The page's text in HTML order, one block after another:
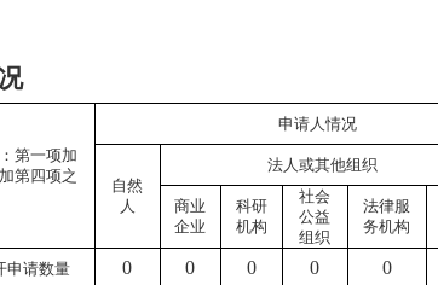
第一项加
第四项之
申请人情况
自然
人
法人或其他组织
商业
企业
科研
机构
社会
公益
组织
法律服
务机构
申请数量 0 0 0 0 0